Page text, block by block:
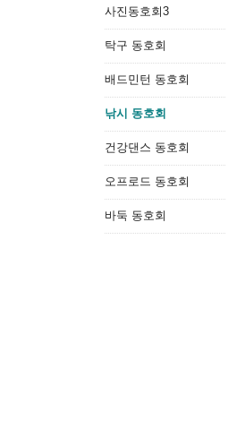
사진동호회3
탁구 동호회
배드민턴 동호회
낚시 동호회
건강댄스 동호회
오프로드 동호회
바둑 동호회